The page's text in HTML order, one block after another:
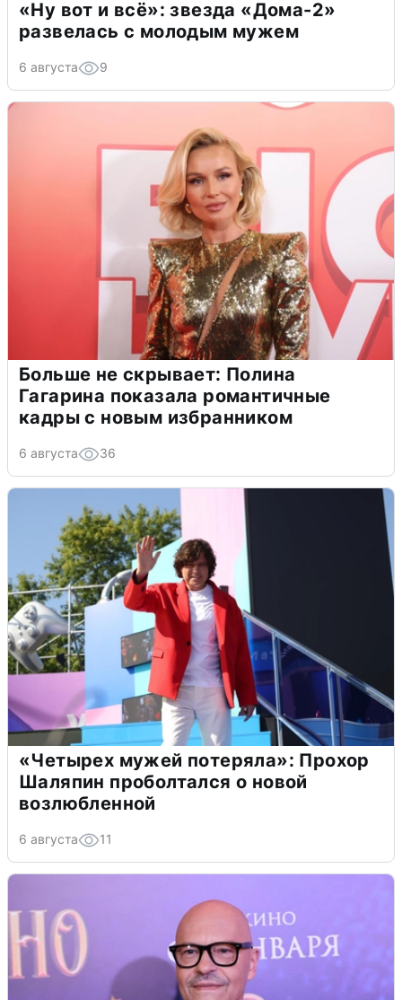
«Ну вот и всё»: звезда «Дома-2»
развелась с молодым мужем
6 августа 9
Больше не скрывает: Полина
Гагарина показала романтичные
кадры с новым избранником
6 августа 36
«Четырех мужей потеряла»: Прохор
Шаляпин проболтался о новой
возлюбленной
6 августа 11